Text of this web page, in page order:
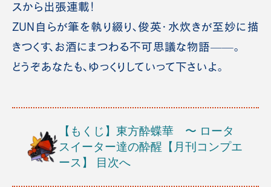
スから出張連載！
ZUN自らが筆を執り綴り、俊英・水炊きが至妙に描
きつくす、お酒にまつわる不可思議な物語——。
どうぞあなたも、ゆっくりしていって下さいよ。
【もくじ】東方酔蝶華 〜 ロータ
スイーター達の酔醒【月刊コンプエ
ース】
目次へ